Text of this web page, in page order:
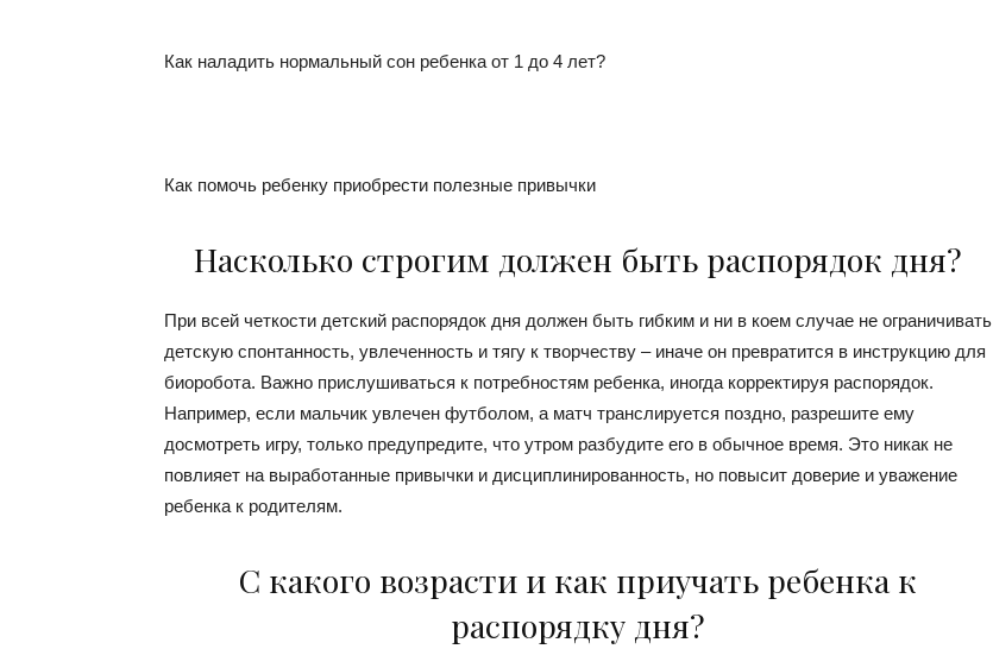
Как наладить нормальный сон ребенка от 1 до 4 лет?
Как помочь ребенку приобрести полезные привычки
Насколько строгим должен быть распорядок дня?
При всей четкости детский распорядок дня должен быть гибким и ни в коем случае не ограничивать
детскую спонтанность, увлеченность и тягу к творчеству – иначе он превратится в инструкцию для
биоробота. Важно прислушиваться к потребностям ребенка, иногда корректируя распорядок.
Например, если мальчик увлечен футболом, а матч транслируется поздно, разрешите ему
досмотреть игру, только предупредите, что утром разбудите его в обычное время. Это никак не
повлияет на выработанные привычки и дисциплинированность, но повысит доверие и уважение
ребенка к родителям.
С какого возрасти и как приучать ребенка к
распорядку дня?